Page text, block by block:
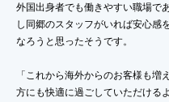
外国出身者でも働きやすい職場で
し同郷のスタッフがいれば安心感
なろうと思ったそうです。
「これから海外からのお客様も
方にも快適に過ごしていただける